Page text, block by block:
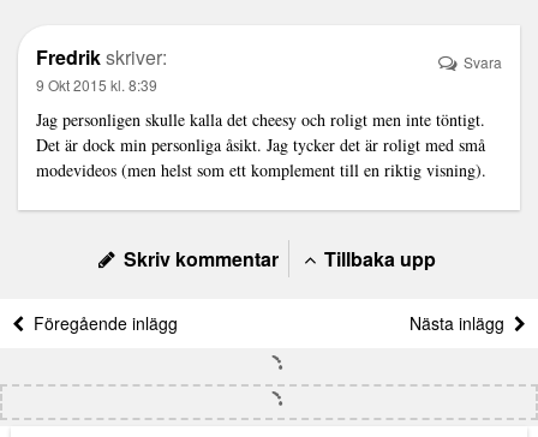
Fredrikskriver:
9 Okt 2015 kl. 8:39
Jag personligen skulle kalla det cheesy och roligt men inte töntigt.
Det är dock min personliga åsikt. Jag tycker det är roligt med små
modevideos (men helst som ett komplement till en riktig visning).
Svara
Skriv kommentar Tillbaka upp
Föregående inlägg Nästa inlägg